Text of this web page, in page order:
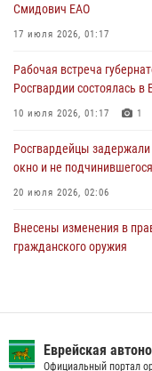
Правила приобретения
стаж владения сокращён
Смидович ЕАО
17 июля 2026, 01:17
Рабочая встреча
Росгвардии состоялась
10 июля 2026, 01:17 1
Росгвардейцы
окно и не
20 июля 2026, 02:06
Внесены изменения в
гражданского оружия
23 июля 2026, 00:16 2
Еврейская
Официальный портал